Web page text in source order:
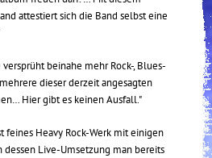
attestiert sich die Band selbst eine
beinahe mehr Rock-, Blues-
dieser derzeit angesagten
Hier gibt es keinen Ausfall."
feines Heavy Rock-Werk mit einigen
dessen Live-Umsetzung man bereits